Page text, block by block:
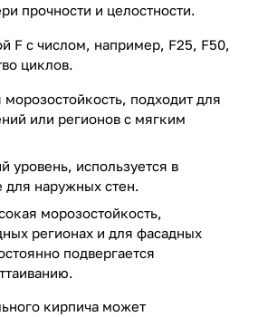
прочности и целостности.
F с числом, например, F25, F50,
циклов.
подходит для
или регионов с мягким
уровень, используется в
наружных стен.
морозостойкость,
регионах и для фасадных
подвергается
кирпича может